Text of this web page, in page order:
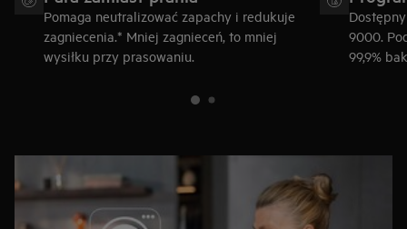
Pomaga neutralizować zapachy i redukuje
zagniecenia.* Mniej zagnieceń, to mniej
wysiłku przy prasowaniu.
9000.
99,9%